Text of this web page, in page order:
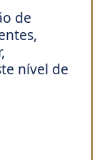
de
nível de